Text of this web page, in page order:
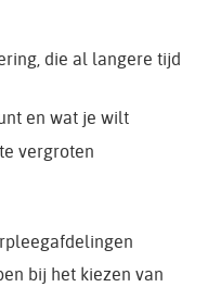
die al langere tijd
en wat je wilt
vergroten
bij het kiezen van